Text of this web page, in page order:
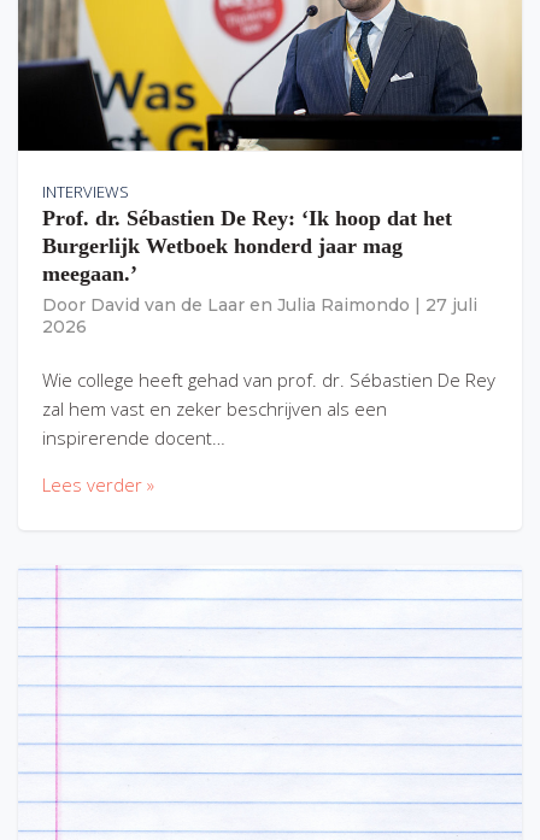
INTERVIEWS
Prof. dr. Sébastien De Rey: ‘Ik hoop dat het
Burgerlijk Wetboek honderd jaar mag
meegaan.’
Door David van de Laar en Julia Raimondo
27 juli
2026
Wie college heeft gehad van prof. dr. Sébastien De Rey
zal hem vast en zeker beschrijven als een
inspirerende docent…
Lees verder »